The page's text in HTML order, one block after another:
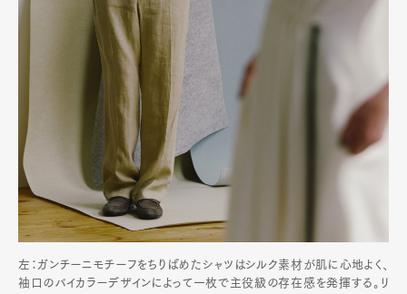
左：ガンチーニモチーフをちりばめたシャツはシルク素材が肌に心地よく、
袖口のバイカラーデザインによって一枚で主役級の存在感を発揮する。リ